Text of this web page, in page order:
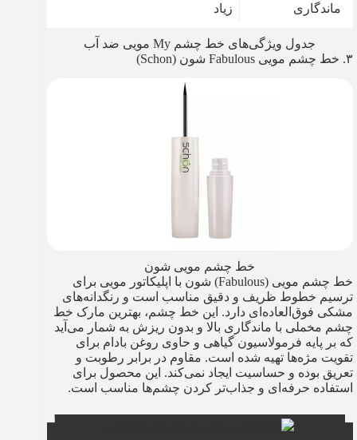
ماندگاری زیاد
جدول ویژگی‌های خط چشم My مویی ضد آب
۳. خط چشم مویی Fabulous شون (Schon)
خط چشم مویی شون
خط چشم مویی (Fabulous) شون با اپلیکاتور مویی برای
ترسیم خطوط ظریف و دقیق مناسب است و رنگدانه‌های
مشکی فوق‌العاده‌ای دارد. این خط چشم، بهترین مارک خط
چشم مخملی با ماندگاری بالا و بدون ریزش به شمار می‌آید
که بر پایه فرمولاسیون گیاهی و حاوی روغن بادام برای
تقویت مژه‌ها تهیه شده است. مقاوم در برابر رطوبت و
تعریق بوده و حساسیت ایجاد نمی‌کند. این محصول برای
استفاده حرفه‌ای و جذاب‌تر کردن چشم‌ها مناسب است.